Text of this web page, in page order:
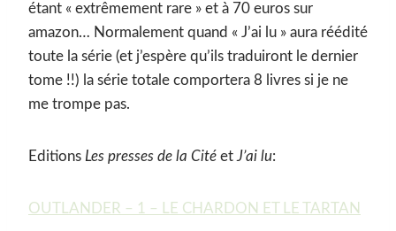
étant « extrêmement rare » et à 70 euros sur
amazon… Normalement quand « J’ai lu » aura réédité
toute la série (et j’espère qu’ils traduiront le dernier
tome !!) la série totale comportera 8 livres si je ne
me trompe pas.
Editions Les presses de la Cité et J’ai lu:
OUTLANDER – 1 – LE CHARDON ET LE TARTAN